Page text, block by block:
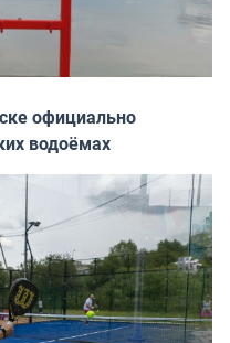
официально
водоёмах